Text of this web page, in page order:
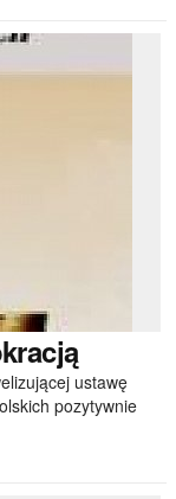
ustawę
pozytywnie